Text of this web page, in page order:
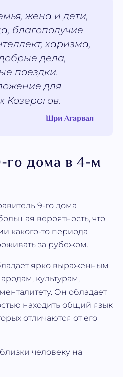
жена и дети,
благополучие
харизма,
дела,
поездки.
для
Козерогов.
Шри Агарвал
го дома в 4-м
9-го дома
вероятность, что
какого-то периода
за рубежом.
ярко выраженным
культурам,
Он обладает
находить общий язык
отличаются от его
человеку на